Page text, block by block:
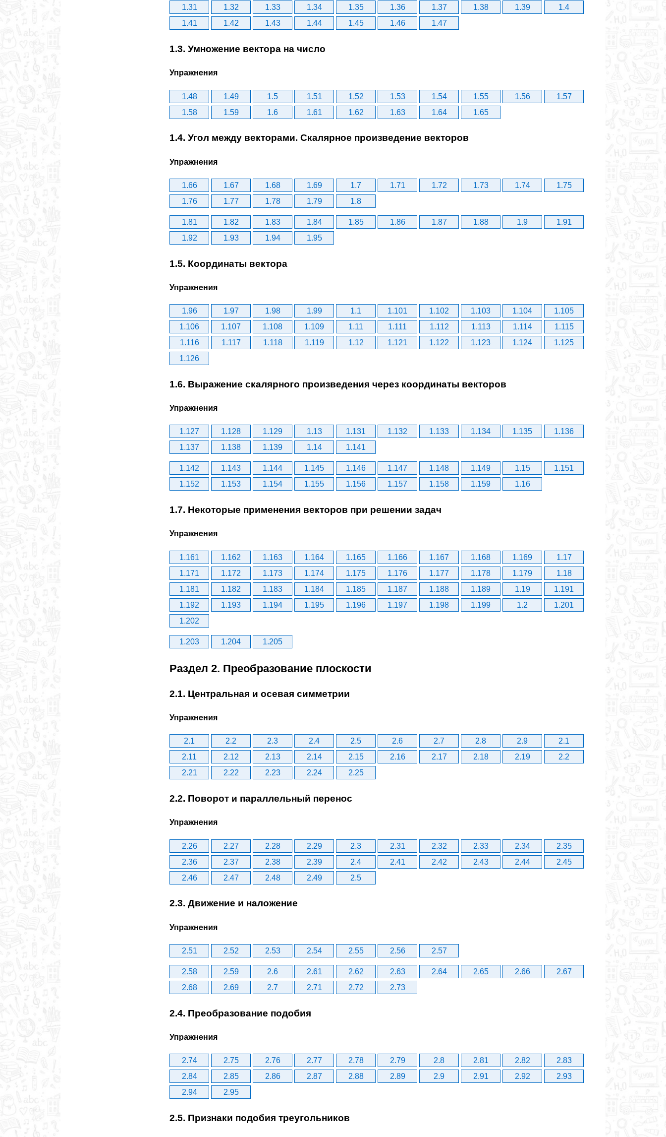
1.31
1.32 1.33 1.34 1.35 1.36 1.37 1.38 1.39
1.4
1.41
1.42 1.43 1.44 1.45 1.46 1.47
1.3. Умножение вектора на число
Упражнения
1.48 1.49 1.5 1.51 1.52 1.53 1.54 1.55 1.56
1.57
1.58
1.59 1.6 1.61 1.62 1.63 1.64 1.65
1.4. Угол между векторами. Скалярное произведение векторов
Упражнения
1.66 1.67 1.68 1.69 1.7 1.71 1.72 1.73 1.74
1.75
1.76
1.77 1.78 1.79 1.8
1.81 1.82 1.83 1.84 1.85 1.86 1.87 1.88 1.9
1.91
1.92
1.93 1.94 1.95
1.5. Координаты вектора
Упражнения
1.96 1.97 1.98 1.99 1.1 1.101 1.102 1.103 1.104
1.105
1.106
1.107 1.108 1.109 1.11 1.111 1.112 1.113 1.114
1.115
1.116
1.117 1.118 1.119 1.12 1.121 1.122 1.123 1.124
1.125
1.126
1.6. Выражение скалярного произведения через координаты векторов
Упражнения
1.127 1.128 1.129 1.13 1.131 1.132 1.133 1.134 1.135
1.136
1.137
1.138 1.139 1.14 1.141
1.142 1.143 1.144 1.145 1.146 1.147 1.148 1.149 1.15
1.151
1.152
1.153 1.154 1.155 1.156 1.157 1.158 1.159 1.16
1.7. Некоторые применения векторов при решении задач
Упражнения
1.161 1.162 1.163 1.164 1.165 1.166 1.167 1.168 1.169
1.17
1.171
1.172 1.173 1.174 1.175 1.176 1.177 1.178 1.179
1.18
1.181
1.182 1.183 1.184 1.185 1.187 1.188 1.189 1.19
1.191
1.192
1.193 1.194 1.195 1.196 1.197 1.198 1.199 1.2
1.201
1.202
1.203 1.204 1.205
Раздел 2. Преобразование плоскости
2.1. Центральная и осевая симметрии
Упражнения
2.1 2.2 2.3 2.4 2.5 2.6 2.7 2.8 2.9
2.1
2.11
2.12 2.13 2.14 2.15 2.16 2.17 2.18 2.19
2.2
2.21
2.22 2.23 2.24 2.25
2.2. Поворот и параллельный перенос
Упражнения
2.26 2.27 2.28 2.29 2.3 2.31 2.32 2.33 2.34
2.35
2.36
2.37 2.38 2.39 2.4 2.41 2.42 2.43 2.44
2.45
2.46
2.47 2.48 2.49 2.5
2.3. Движение и наложение
Упражнения
2.51 2.52 2.53 2.54 2.55 2.56 2.57
2.58 2.59 2.6 2.61 2.62 2.63 2.64 2.65 2.66
2.67
2.68
2.69 2.7 2.71 2.72 2.73
2.4. Преобразование подобия
Упражнения
2.74 2.75 2.76 2.77 2.78 2.79 2.8 2.81 2.82
2.83
2.84
2.85 2.86 2.87 2.88 2.89 2.9 2.91 2.92
2.93
2.94
2.95
2.5. Признаки подобия треугольников